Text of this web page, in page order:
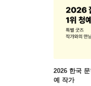
2026 한국
예 작가